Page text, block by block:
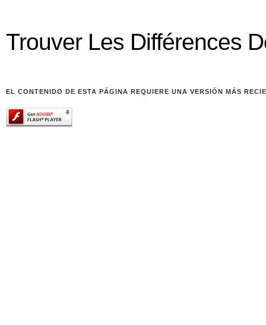
Trouver Les Différences
EL CONTENIDO DE ESTA PÁGINA REQUIERE UNA VERSIÓN MÁS